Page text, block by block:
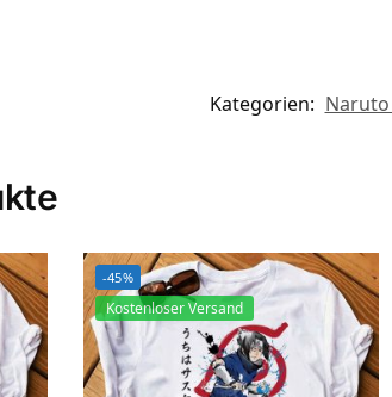
Kategorien: Naruto
-45%
Kostenloser Versand